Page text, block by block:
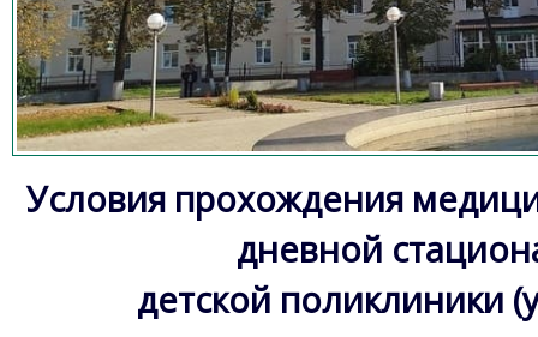
Условия прохождения
дневной
детской поликлиники